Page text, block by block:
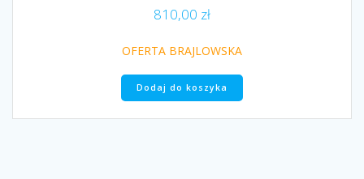
810,00 zł
OFERTA BRAJLOWSKA
Dodaj do koszyka